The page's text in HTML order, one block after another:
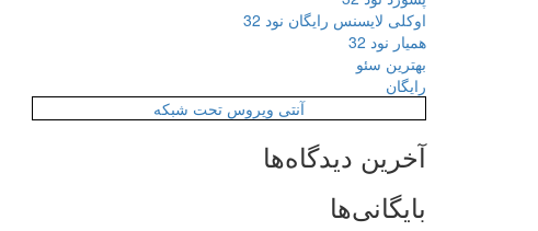
اوکلی لایسنس رایگان نود 32
همیار نود 32
بهترین سئو
رایگان
آنتی ویروس تحت شبکه
آخرین دیدگاه‌ها
بایگانی‌ها